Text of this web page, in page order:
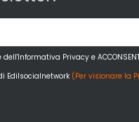
Privacy e
Edilsocialnetwork (Per visionare la